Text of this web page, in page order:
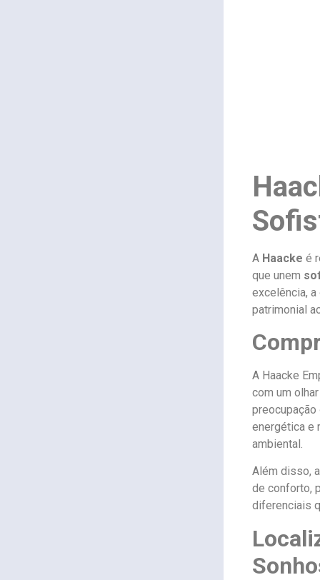
A Haacke é
que unem
excelência,
patrimonial
A Haacke
com um
energética e
ambiental.
Além disso,
de conforto,
diferenciais